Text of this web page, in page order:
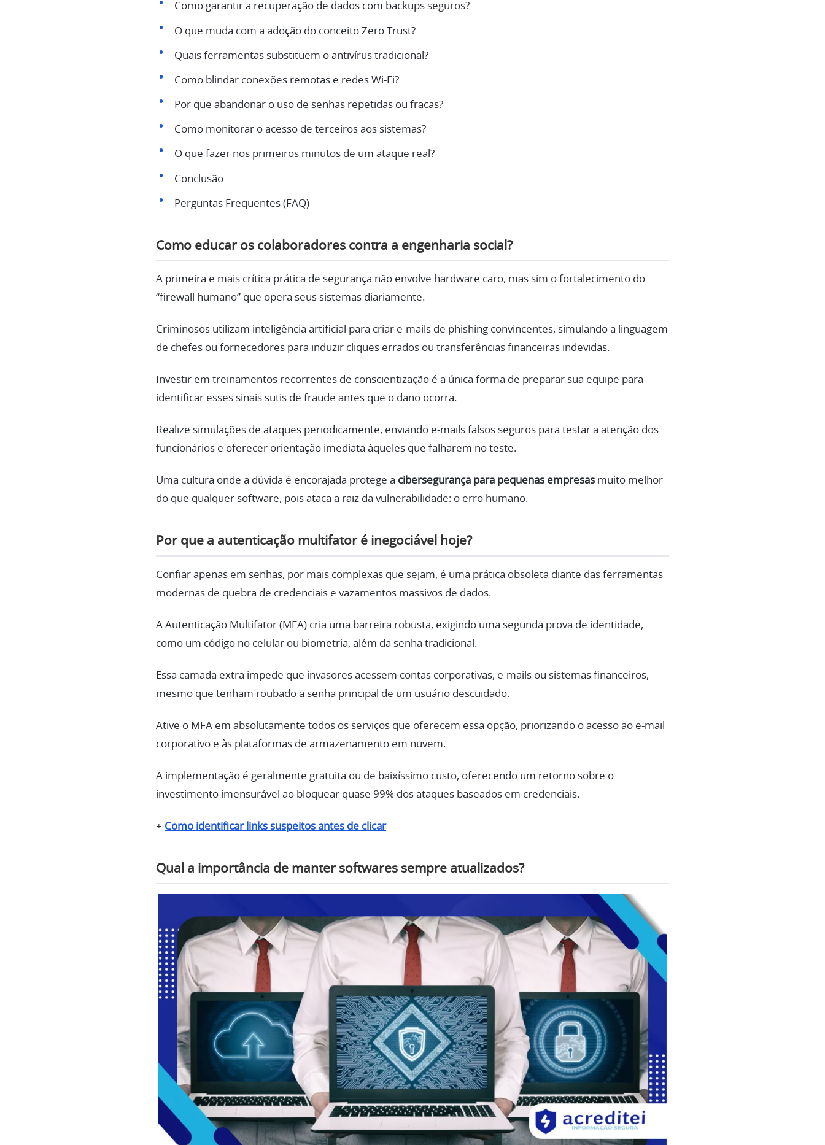
Como garantir a recuperação de dados com backups seguros?
O que muda com a adoção do conceito Zero Trust?
Quais ferramentas substituem o antivírus tradicional?
Como blindar conexões remotas e redes Wi-Fi?
Por que abandonar o uso de senhas repetidas ou fracas?
Como monitorar o acesso de terceiros aos sistemas?
O que fazer nos primeiros minutos de um ataque real?
Conclusão
Perguntas Frequentes (FAQ)
Como educar os colaboradores contra a engenharia social?
A primeira e mais crítica prática de segurança não envolve hardware caro, mas sim o fortalecimento do
“firewall humano” que opera seus sistemas diariamente.
Criminosos utilizam inteligência artificial para criar e-mails de phishing convincentes, simulando a linguagem
de chefes ou fornecedores para induzir cliques errados ou transferências financeiras indevidas.
Investir em treinamentos recorrentes de conscientização é a única forma de preparar sua equipe para
identificar esses sinais sutis de fraude antes que o dano ocorra.
Realize simulações de ataques periodicamente, enviando e-mails falsos seguros para testar a atenção dos
funcionários e oferecer orientação imediata àqueles que falharem no teste.
Uma cultura onde a dúvida é encorajada protege a cibersegurança para pequenas empresas muito melhor
do que qualquer software, pois ataca a raiz da vulnerabilidade: o erro humano.
Por que a autenticação multifator é inegociável hoje?
Confiar apenas em senhas, por mais complexas que sejam, é uma prática obsoleta diante das ferramentas
modernas de quebra de credenciais e vazamentos massivos de dados.
A Autenticação Multifator (MFA) cria uma barreira robusta, exigindo uma segunda prova de identidade,
como um código no celular ou biometria, além da senha tradicional.
Essa camada extra impede que invasores acessem contas corporativas, e-mails ou sistemas financeiros,
mesmo que tenham roubado a senha principal de um usuário descuidado.
Ative o MFA em absolutamente todos os serviços que oferecem essa opção, priorizando o acesso ao e-mail
corporativo e às plataformas de armazenamento em nuvem.
A implementação é geralmente gratuita ou de baixíssimo custo, oferecendo um retorno sobre o
investimento imensurável ao bloquear quase 99% dos ataques baseados em credenciais.
+ Como identificar links suspeitos antes de clicar
Qual a importância de manter softwares sempre atualizados?